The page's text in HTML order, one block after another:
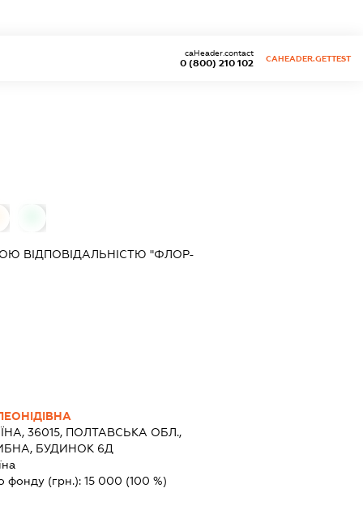
0 (800) 210 102
caHeader.contact
CAHEADER.GETTEST
ВІДПОВІДАЛЬНІСТЮ "ФЛОР-
36015, ПОЛТАВСЬКА ОБЛ.,
БУДИНОК 6Д
фонду (грн.): 15 000 (100 %)